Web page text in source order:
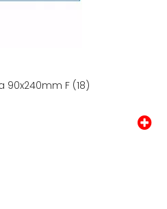
90x240mm F (18)